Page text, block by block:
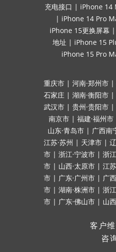
充电接口 | iPhone 14
| iPhone 14 Pro
iPhone 15更换屏幕 |
地址 | iPhone 15
iPhone 15 Pro
重庆市 | 河南·郑州市 |
石家庄 | 湖南·衡阳市 |
武汉市 | 贵州·贵阳市 |
南京市 | 福建·福州市
山东·青岛市 | 广西南
江苏·苏州 | 天津市 |
市 | 浙江·宁波市 | 浙
市 | 山西·太原市 | 江
市 | 广东·广州市 | 广
市 | 湖南·株洲市 | 浙
市 | 广东·佛山市 | 山
客户
咨